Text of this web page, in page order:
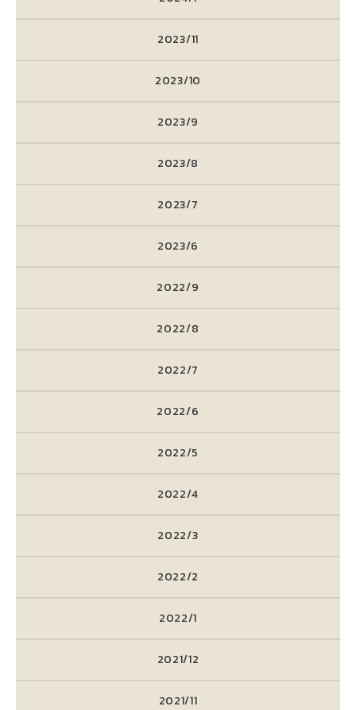
2023/11
2023/10
2023/9
2023/8
2023/7
2023/6
2022/9
2022/8
2022/7
2022/6
2022/5
2022/4
2022/3
2022/2
2022/1
2021/12
2021/11